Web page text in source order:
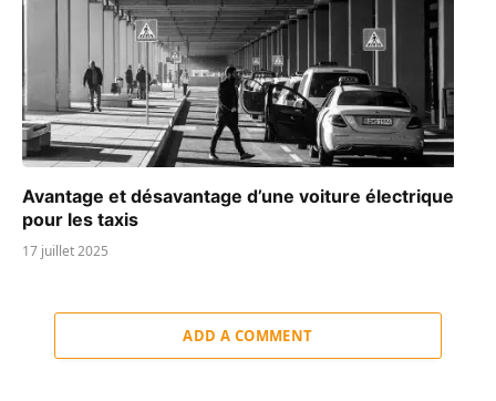
Avantage et désavantage d’une voiture électrique
pour les taxis
17 juillet 2025
ADD A COMMENT